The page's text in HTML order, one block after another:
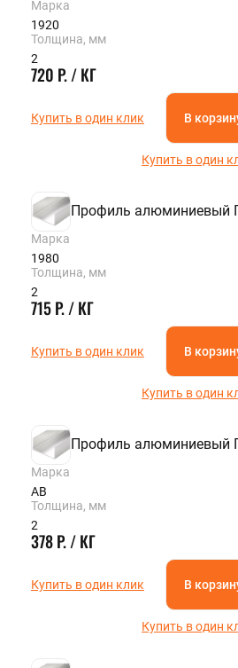
Марка
1920
Толщина, мм
2
720 Р. / КГ
Купить в один клик В
Купить в один
Профиль алюминиевый
Марка
1980
Толщина, мм
2
715 Р. / КГ
Купить в один клик В
Купить в один
Профиль алюминиевый
Марка
АВ
Толщина, мм
2
378 Р. / КГ
Купить в один клик В
Купить в один